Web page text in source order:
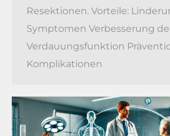
Resektionen. Vorteile:
Symptomen Verbesserung
Verdauungsfunktion
Komplikationen